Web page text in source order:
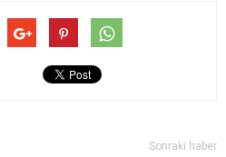
Sonraki haber